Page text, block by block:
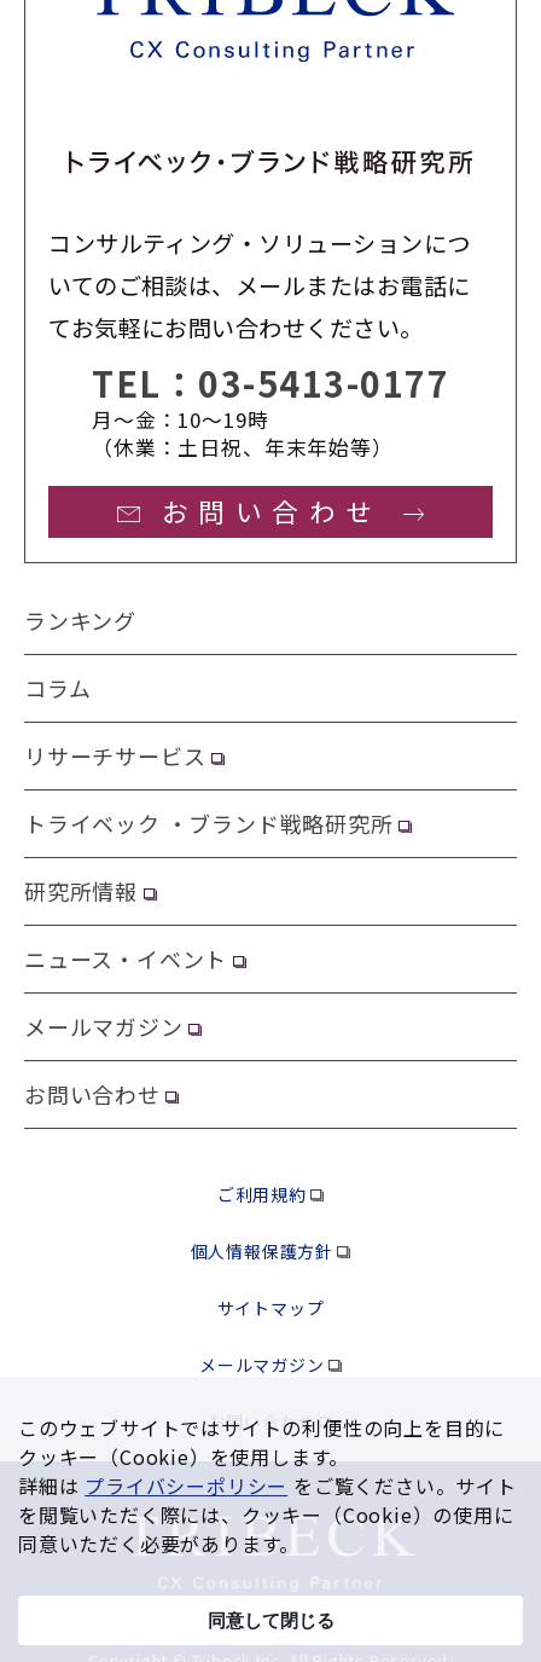
コンサルティング・ソリューションにつ
いてのご相談は、メールまたはお電話に
てお気軽にお問い合わせください。
TEL： 03-5413-0177
月〜金：10〜19時
（休業：土日祝、年末年始等）
お問い合わせ
ランキング
コラム
リサーチサービス
トライベック ・ブランド戦略研究所
研究所情報
ニュース・イベント
メールマガジン
お問い合わせ
ご利用規約
個人情報保護方針
サイトマップ
メールマガジン
お問い合わせ
このウェブサイトではサイトの利便性の向上を⽬的に
クッキー（Cookie）を使⽤します。
詳細は プライバシーポリシー をご覧ください。サイト
を閲覧いただく際には、クッキー（Cookie）の使⽤に
同意いただく必要があります。
同意して閉じる